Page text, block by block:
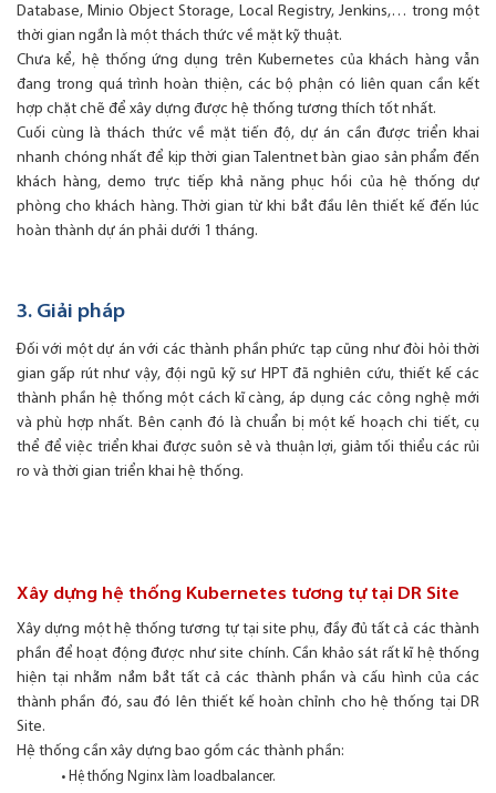
Database, Minio Object Storage, Local Registry, Jenkins,… trong một
thời gian ngắn là một thách thức về mặt kỹ thuật.
Chưa kể, hệ thống ứng dụng trên Kubernetes của khách hàng vẫn
đang trong quá trình hoàn thiện, các bộ phận có liên quan cần kết
hợp chặt chẽ để xây dựng được hệ thống tương thích tốt nhất.
Cuối cùng là thách thức về mặt tiến độ, dự án cần được triển khai
nhanh chóng nhất để kịp thời gian Talentnet bàn giao sản phẩm đến
khách hàng, demo trực tiếp khả năng phục hồi của hệ thống dự
phòng cho khách hàng. Thời gian từ khi bắt đầu lên thiết kế đến lúc
hoàn thành dự án phải dưới 1 tháng.
3. Giải pháp
Đối với một dự án với các thành phần phức tạp cũng như đòi hỏi thời
gian gấp rút như vậy, đội ngũ kỹ sư HPT đã nghiên cứu, thiết kế các
thành phần hệ thống một cách kĩ càng, áp dụng các công nghệ mới
và phù hợp nhất. Bên cạnh đó là chuẩn bị một kế hoạch chi tiết, cụ
thể để việc triển khai được suôn sẻ và thuận lợi, giảm tối thiểu các rủi
ro và thời gian triển khai hệ thống.
Xây dựng hệ thống Kubernetes tương tự tại DR Site
Xây dựng một hệ thống tương tự tại site phụ, đầy đủ tất cả các thành
phần để hoạt động được như site chính. Cần khảo sát rất kĩ hệ thống
hiện tại nhằm nắm bắt tất cả các thành phần và cấu hình của các
thành phần đó, sau đó lên thiết kế hoàn chỉnh cho hệ thống tại DR
Site.
Hệ thống cần xây dựng bao gồm các thành phần:
• Hệ thống Nginx làm loadbalancer.